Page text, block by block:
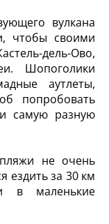
вулкана
чтобы своими
дель-Ово,
Шопоголики
аутлеты,
попробовать
самую разную
не очень
ездить за 30 км
в маленькие